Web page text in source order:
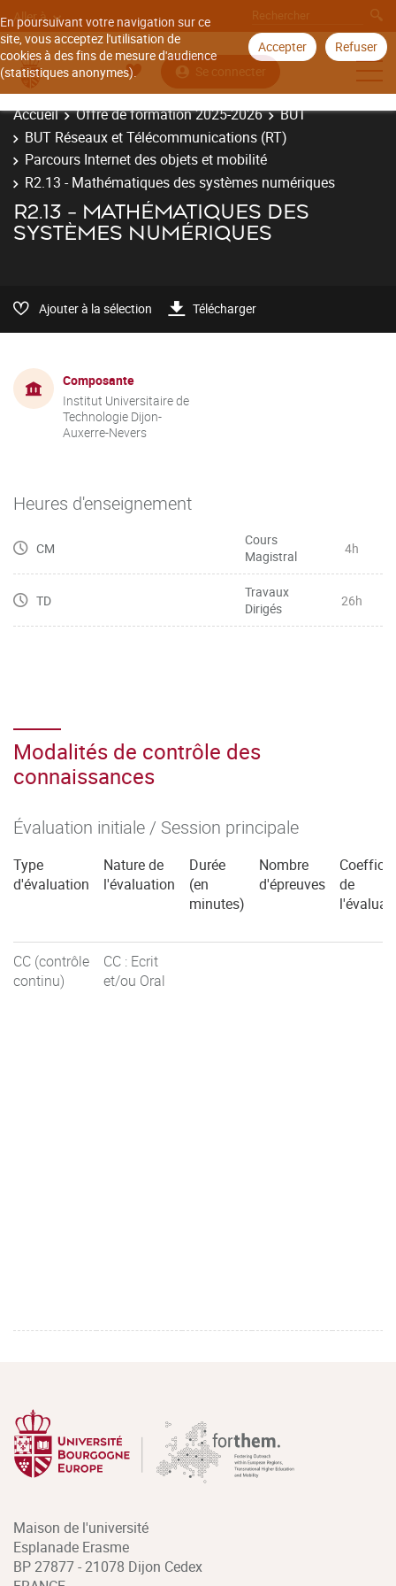
En poursuivant votre navigation sur ce
site, vous acceptez l'utilisation de
cookies à des fins de mesure d'audience
(statistiques anonymes).
Accepter Refuser
Aller à
Se connecter
Accueil Offre de formation 2025-2026
BUT
BUT Réseaux et Télécommunications (RT)
Parcours Internet des objets et mobilité
R2.13 - Mathématiques des systèmes numériques
R2.13 - MATHÉMATIQUES DES
SYSTÈMES NUMÉRIQUES
Ajouter à la sélection Télécharger
Composante
Institut Universitaire de
Technologie Dijon-
Auxerre-Nevers
Heures d'enseignement
CM
Cours
Magistral
4h
TD
Travaux
Dirigés
26h
Modalités de contrôle des
connaissances
Évaluation initiale / Session principale
Type
d'évaluation
Nature de
l'évaluation
Durée
(en
minutes)
Nombre
d'épreuves
de
CC (contrôle
continu)
CC : Ecrit
et/ou Oral
Maison de l'université
Esplanade Erasme
BP 27877 - 21078 Dijon Cedex